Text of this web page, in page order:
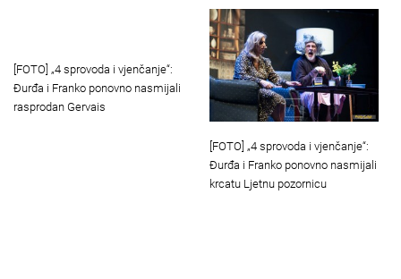
[FOTO] „4 sprovoda i vjenčanje“:
Đurđa i Franko ponovno nasmijali
rasprodan Gervais
[FOTO] „4 sprovoda i vjenčanje“:
Đurđa i Franko ponovno nasmijali
krcatu Ljetnu pozornicu